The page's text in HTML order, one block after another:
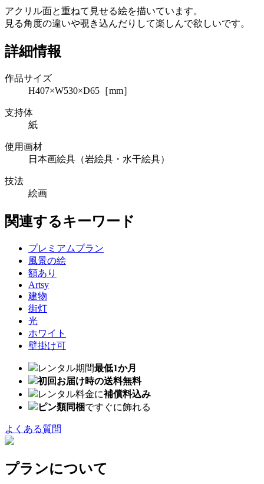
アクリル面と重ねて見せる絵を描いています。
見る角度の違いや覗き込んだりして楽しんで欲しいです。
詳細情報
作品サイズ
H407×W530×D65［mm］
支持体
紙
使用画材
日本画絵具（岩絵具・水干絵具）
技法
絵画
関連するキーワード
プレミアムプラン
風景の絵
額あり
Artsy
建物
街灯
光
ホワイト
壁掛け可
レンタル期間最低1か月
初回お届け時の送料無料
レンタル料金に補償料込み
ピン類同梱ですぐに飾れる
よくある質問
プランについて